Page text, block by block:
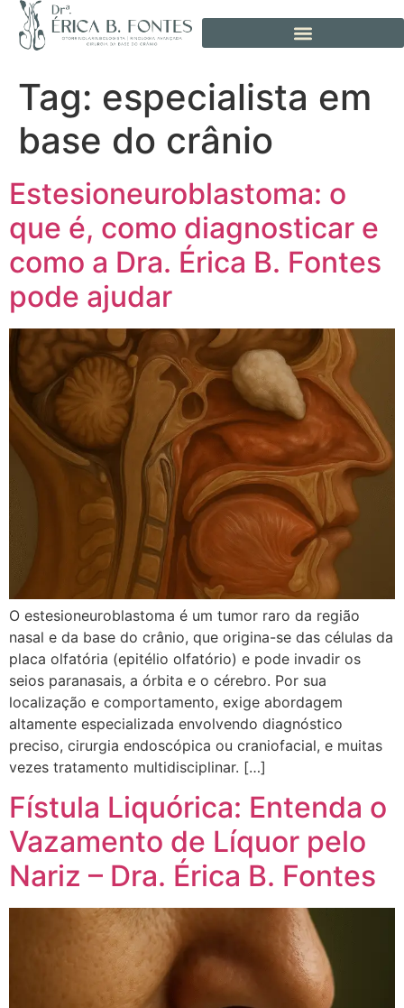
Tag: especialista em
base do crânio
Estesioneuroblastoma: o
que é, como diagnosticar e
como a Dra. Érica B. Fontes
pode ajudar
O estesioneuroblastoma é um tumor raro da região
nasal e da base do crânio, que origina-se das células da
placa olfatória (epitélio olfatório) e pode invadir os
seios paranasais, a órbita e o cérebro. Por sua
localização e comportamento, exige abordagem
altamente especializada envolvendo diagnóstico
preciso, cirurgia endoscópica ou craniofacial, e muitas
vezes tratamento multidisciplinar. […]
Fístula Liquórica: Entenda o
Vazamento de Líquor pelo
Nariz – Dra. Érica B. Fontes